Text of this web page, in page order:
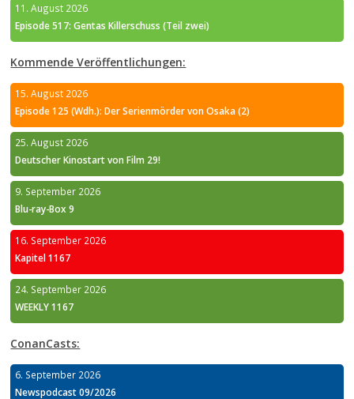
11. August 2026
Episode 517: Gentas Killerschuss (Teil zwei)
Kommende Veröffentlichungen:
15. August 2026
Episode 125 (Wdh.): Der Serienmörder von Osaka (2)
25. August 2026
Deutscher Kinostart von Film 29!
9. September 2026
Blu-ray-Box 9
16. September 2026
Kapitel 1167
24. September 2026
WEEKLY 1167
ConanCasts:
6. September 2026
Newspodcast 09/2026